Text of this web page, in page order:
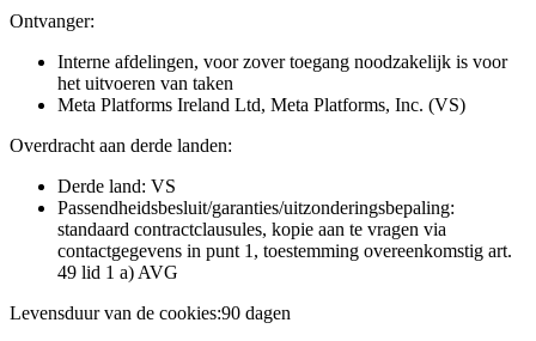
Ontvanger:
Interne afdelingen, voor zover toegang noodzakelijk is voor
het uitvoeren van taken
Meta Platforms Ireland Ltd, Meta Platforms, Inc. (VS)
Overdracht aan derde landen:
Derde land: VS
Passendheidsbesluit/garanties/uitzonderingsbepaling:
standaard contractclausules, kopie aan te vragen via
contactgegevens in punt 1, toestemming overeenkomstig art.
49 lid 1 a) AVG
Levensduur van de cookies:90 dagen